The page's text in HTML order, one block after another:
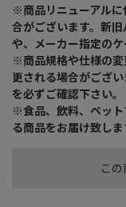
こ
※商品リニューアル
合がございます。新
や、メーカー指定の
※商品規格や仕様の
更される場合がござ
を必ずご確認下さい。
※食品、飲料、ペッ
る商品をお届け致しま